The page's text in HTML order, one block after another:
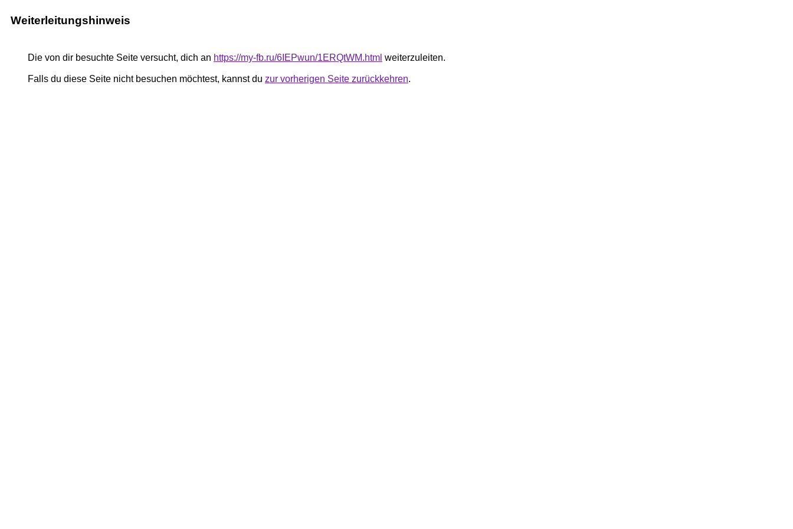
Weiterleitungshinweis
Die von dir besuchte Seite versucht, dich an https://my-fb.ru/6IEPwun/1ERQtWM.html weiterzuleiten.
Falls du diese Seite nicht besuchen möchtest, kannst du zur vorherigen Seite zurückkehren.